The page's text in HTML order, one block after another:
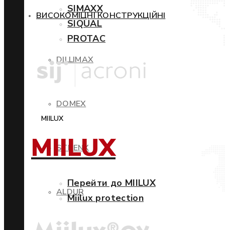
ВИСОКОМІЦНІ КОНСТРУКЦІЙНІ
DILLIMAX
DOMEX
STRENX
ALDUR
SIMAXX
SIQUAL
PROTAC
MIILUX
MIILUX
Перейти до MIILUX
Miilux protection